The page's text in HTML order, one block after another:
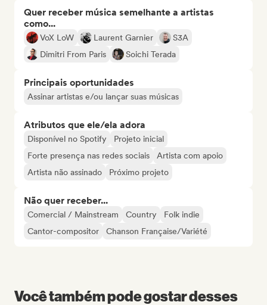
Quer receber música semelhante a artistas
como...
VoX LoW Laurent Garnier
S3A
Dimitri From Paris
Soichi Terada
Principais oportunidades
Assinar artistas e/ou lançar suas músicas
Atributos que ele/ela adora
Disponível no Spotify
Projeto inicial
Forte presença nas redes sociais
Artista com apoio
Artista não assinado
Próximo projeto
Não quer receber...
Comercial / Mainstream Country
Folk indie
Cantor-compositor
Chanson Française/Variété
Você também pode gostar desses